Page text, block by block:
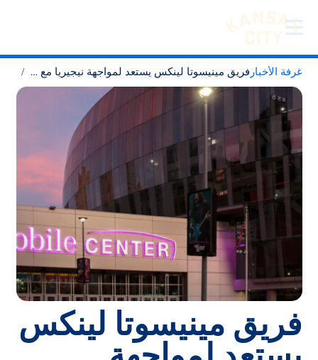
تفضل بزيارة مدينة كانساس سيتي
الانتقال إلى المحتوى
غرفة الأخبار فريق مينيسوتا لينكس يستعد لمواجهة نيجيريا مع عودة دوري WNBA إلى كانساس سيتي
فريق مينيسوتا لينكس